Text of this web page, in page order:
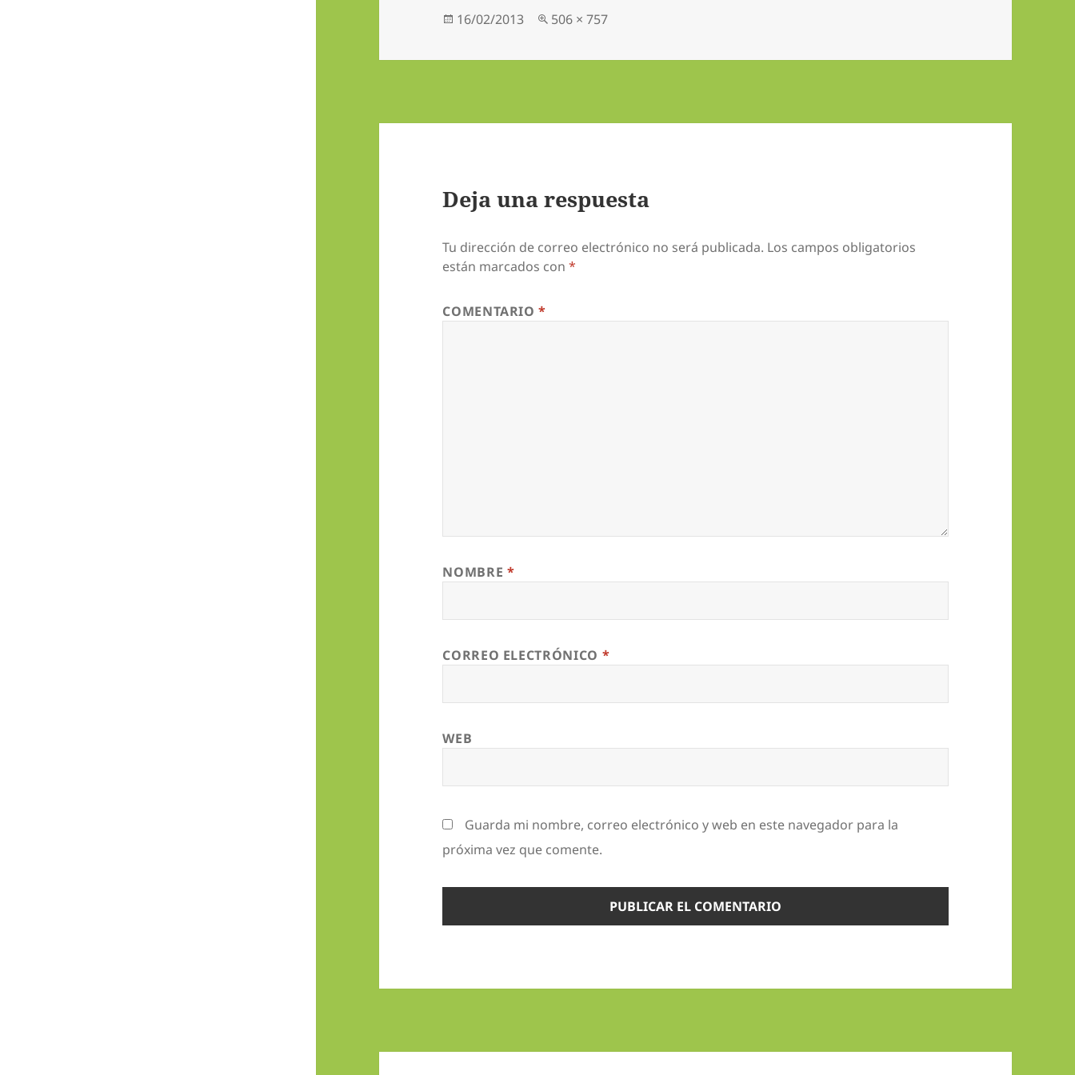
Publicado
16/02/2013
Tamaño
506 × 757
Deja una respuesta
Tu dirección de correo electrónico no será publicada. Los campos obligatorios
están marcados con*
COMENTARIO*
NOMBRE *
CORREO ELECTRÓNICO *
WEB
Guarda mi nombre, correo electrónico y web en este navegador para la
próxima vez que comente.